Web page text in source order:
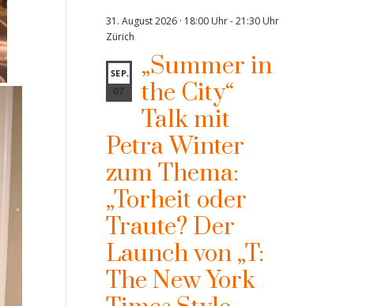
31. August 2026 · 18:00 Uhr-21:30 Uhr
Zürich
SEP.
07
„Summer in
the City“
Talk mit
Petra Winter
zum Thema:
„Torheit oder
Traute? Der
Launch von „T:
The New York